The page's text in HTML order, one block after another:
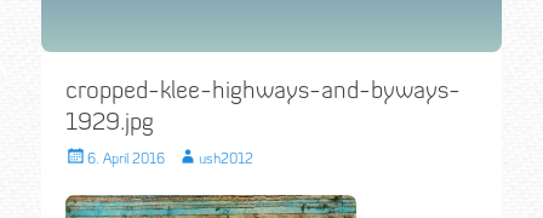
nach:
cropped-klee-highways-and-byways-
1929.jpg
Veröffentlicht
6. April 2016 Autorush2012